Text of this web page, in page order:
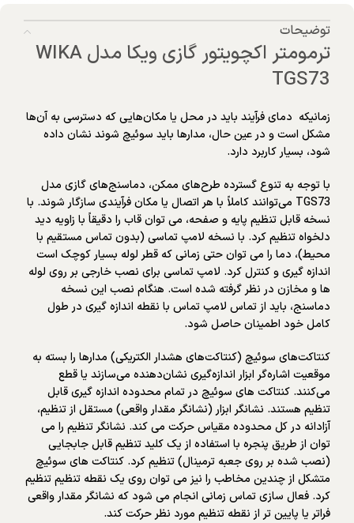
توضیحات
ترمومتر اکچویتور گازی ویکا مدل WIKA
TGS73
زمانیکه دمای فرآیند باید در محل یا مکان‌هایی که دسترسی به آن‌ها
مشکل است و در عین حال، مدارها باید سوئیچ شوند نشان داده
شود، بسیار کاربرد دارد.
با توجه به تنوع گسترده طرح‌های ممکن، دماسنج‌های گازی مدل
TGS73 می‌توانند کاملاً با هر اتصال یا مکان فرآیندی سازگار شوند. با
نسخه قابل تنظیم پایه و صفحه، می توان قاب را دقیقاً با زاویه دید
دلخواه تنظیم کرد. با نسخه لامپ تماسی (بدون تماس مستقیم با
محیط)، دما را می توان حتی زمانی که قطر لوله بسیار کوچک است
اندازه گیری و کنترل کرد. لامپ تماسی برای نصب خارجی بر روی لوله
ها و مخازن در نظر گرفته شده است. هنگام نصب این نسخه
دماسنج، باید از تماس لامپ تماس با نقطه اندازه گیری در طول
کامل خود اطمینان حاصل شود.
کنتاکت‌های سوئیچ (کنتاکت‌های هشدار الکتریکی) مدارها را بسته به
موقعیت اشاره‌گر ابزار اندازه‌گیری نشان‌دهنده می‌سازند یا قطع
می‌کنند. کنتاکت های سوئیچ در تمام محدوده اندازه گیری قابل
تنظیم هستند. نشانگر ابزار (نشانگر مقدار واقعی) مستقل از تنظیم،
آزادانه در کل محدوده مقیاس حرکت می کند. نشانگر تنظیم را می
توان از طریق پنجره با استفاده از یک کلید تنظیم قابل جابجایی
(نصب شده بر روی جعبه ترمینال) تنظیم کرد. کنتاکت های سوئیچ
متشکل از چندین مخاطب را نیز می توان روی یک نقطه تنظیم تنظیم
کرد. فعال سازی تماس زمانی انجام می شود که نشانگر مقدار واقعی
فراتر یا پایین تر از نقطه تنظیم مورد نظر حرکت کند.